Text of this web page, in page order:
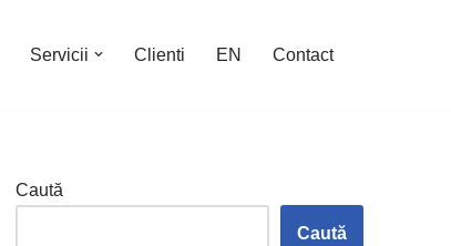
Servicii Clienti EN Contact
Caută
Caută